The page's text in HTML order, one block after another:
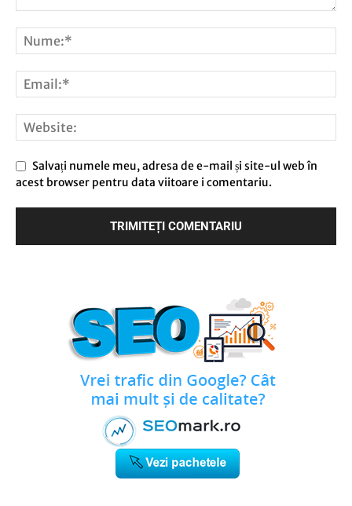
Salvați numele meu, adresa de e-mail și site-ul web în
acest browser pentru data viitoare i comentariu.